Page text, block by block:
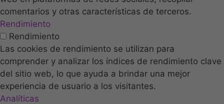
comentarios y otras características de terceros.
Rendimiento
Rendimiento
Las cookies de rendimiento se utilizan para
comprender y analizar los índices de rendimiento clave
del sitio web, lo que ayuda a brindar una mejor
experiencia de usuario a los visitantes.
Analíticas